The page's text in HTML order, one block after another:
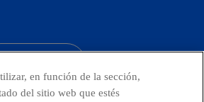
en función de la sección,
del sitio web que estés